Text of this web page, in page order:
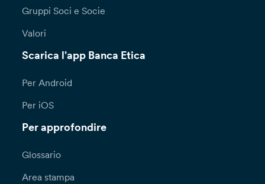
Gruppi Soci e Socie
Valori
Scarica l'app Banca Etica
Per Android
Per iOS
Per approfondire
Glossario
Area stampa